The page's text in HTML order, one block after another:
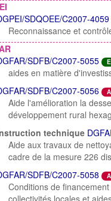
SDQOEE/C2007-4059
Reconnaissance et
SDFB/C2007-5055
aides en matière
SDFB/C2007-5056
Aide l'amélioration la
développement rural
technique
Aide aux travaux de
cadre de la mesure 226
SDFB/C2007-5058
Conditions de
collectivités locales et